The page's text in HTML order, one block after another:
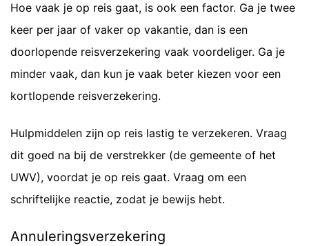
Hoe vaak je op reis gaat, is ook een factor. Ga je twee
keer per jaar of vaker op vakantie, dan is een
doorlopende reisverzekering vaak voordeliger. Ga je
minder vaak, dan kun je vaak beter kiezen voor een
kortlopende reisverzekering.
Hulpmiddelen zijn op reis lastig te verzekeren. Vraag
dit goed na bij de verstrekker (de gemeente of het
UWV), voordat je op reis gaat. Vraag om een
schriftelijke reactie, zodat je bewijs hebt.
Annuleringsverzekering